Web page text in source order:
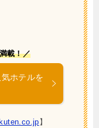
載！／
ホテルを
】